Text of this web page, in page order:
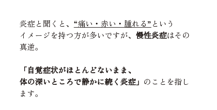
炎症と聞くと、 “痛い・赤い・腫れる” という
イメージを持つ方が多いですが、慢性炎症はその
真逆。
「自覚症状がほとんどないまま、
体の深いところで静かに続く炎症」 のことを指し
ます。